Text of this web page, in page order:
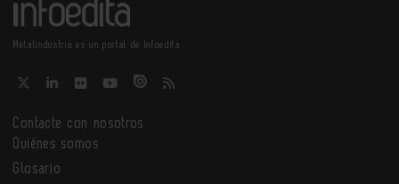
Metalindustria es un portal de Infoedita
Contacte con nosotros
Quiénes somos
Glosario